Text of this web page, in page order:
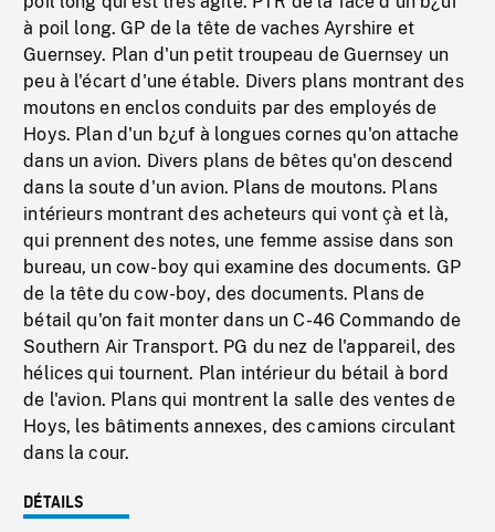
à poil long. GP de la tête de vaches Ayrshire et
Guernsey. Plan d'un petit troupeau de Guernsey un
peu à l'écart d'une étable. Divers plans montrant des
moutons en enclos conduits par des employés de
Hoys. Plan d'un b¿uf à longues cornes qu'on attache
dans un avion. Divers plans de bêtes qu'on descend
dans la soute d'un avion. Plans de moutons. Plans
intérieurs montrant des acheteurs qui vont çà et là,
qui prennent des notes, une femme assise dans son
bureau, un cow-boy qui examine des documents. GP
de la tête du cow-boy, des documents. Plans de
bétail qu'on fait monter dans un C-46 Commando de
Southern Air Transport. PG du nez de l'appareil, des
hélices qui tournent. Plan intérieur du bétail à bord
de l'avion. Plans qui montrent la salle des ventes de
Hoys, les bâtiments annexes, des camions circulant
dans la cour.
DÉTAILS